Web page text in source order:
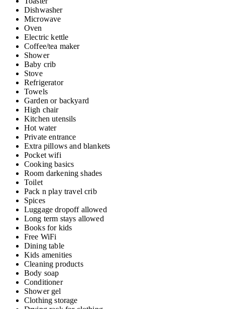
Dishwasher
Microwave
Oven
Electric kettle
Coffee/tea maker
Shower
Baby crib
Stove
Refrigerator
Towels
Garden or backyard
High chair
Kitchen utensils
Hot water
Private entrance
Extra pillows and blankets
Pocket wifi
Cooking basics
Room darkening shades
Toilet
Pack n play travel crib
Spices
Luggage dropoff allowed
Long term stays allowed
Books for kids
Free WiFi
Dining table
Kids amenities
Cleaning products
Body soap
Conditioner
Shower gel
Clothing storage